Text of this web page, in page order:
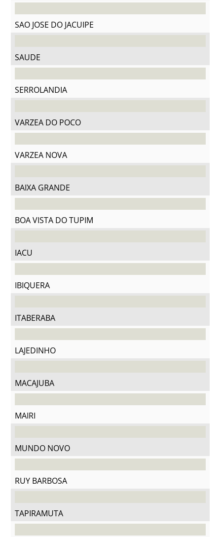
SAO JOSE DO JACUIPE
SAUDE
SERROLANDIA
VARZEA DO POCO
VARZEA NOVA
BAIXA GRANDE
BOA VISTA DO TUPIM
IACU
IBIQUERA
ITABERABA
LAJEDINHO
MACAJUBA
MAIRI
MUNDO NOVO
RUY BARBOSA
TAPIRAMUTA